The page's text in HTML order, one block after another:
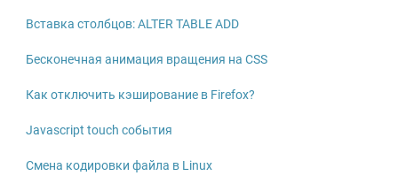
Вставка столбцов: ALTER TABLE ADD
Бесконечная анимация вращения на CSS
Как отключить кэширование в Firefox?
Javascript touch события
Смена кодировки файла в Linux